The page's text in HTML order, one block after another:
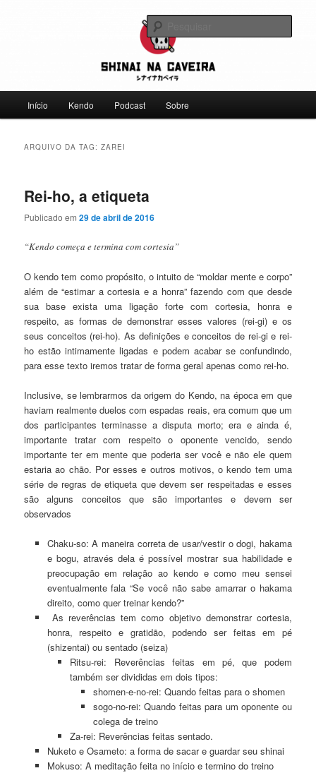
Shinai na Caveira
principal
Início Kendo Podcast Sobre
ARQUIVO DA TAG:ZAREI
Rei-ho, a etiqueta
Publicado em29 de abril de 2016
“Kendo começa e termina com cortesia”
O kendo tem como propósito, o intuito de “moldar mente e corpo”
além de “estimar a cortesia e a honra” fazendo com que desde
sua base exista uma ligação forte com cortesia, honra e
respeito, as formas de demonstrar esses valores (rei-gi) e os
seus conceitos (rei-ho). As definições e conceitos de rei-gi e rei-
ho estão intimamente ligadas e podem acabar se confundindo,
para esse texto iremos tratar de forma geral apenas como rei-ho.
Inclusive, se lembrarmos da origem do Kendo, na época em que
haviam realmente duelos com espadas reais, era comum que um
dos participantes terminasse a disputa morto; era e ainda é,
importante tratar com respeito o oponente vencido, sendo
importante ter em mente que poderia ser você e não ele quem
estaria ao chão. Por esses e outros motivos, o kendo tem uma
série de regras de etiqueta que devem ser respeitadas e esses
são alguns conceitos que são importantes e devem ser
observados
Chaku-so: A maneira correta de usar/vestir o dogi, hakama
e bogu, através dela é possível mostrar sua habilidade e
preocupação em relação ao kendo e como meu sensei
eventualmente fala “Se você não sabe amarrar o hakama
direito, como quer treinar kendo?”
As reverências tem como objetivo demonstrar cortesia,
honra, respeito e gratidão, podendo ser feitas em pé
(shizentai) ou sentado (seiza)
Ritsu-rei: Reverências feitas em pé, que podem
também ser divididas em dois tipos:
shomen-e-no-rei: Quando feitas para o shomen
sogo-no-rei: Quando feitas para um oponente ou
colega de treino
Za-rei: Reverências feitas sentado.
Nuketo e Osameto: a forma de sacar e guardar seu shinai
Mokuso: A meditação feita no início e termino do treino